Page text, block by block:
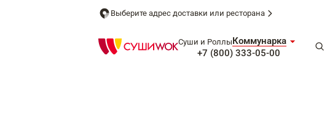
Выберите адрес доставки или ресторана
Суши и РоллыКоммунарка
+7 (800) 333-05-00